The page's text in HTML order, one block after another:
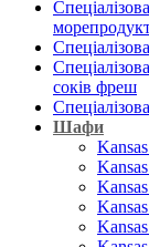
соків фреш
Шафи